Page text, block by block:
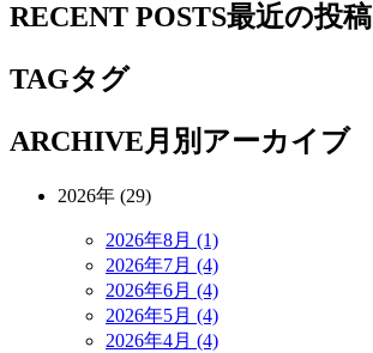
RECENT POSTS最近の投稿
TAGタグ
ARCHIVE月別アーカイブ
2026年 (29)
2026年8月 (1)
2026年7月 (4)
2026年6月 (4)
2026年5月 (4)
2026年4月 (4)